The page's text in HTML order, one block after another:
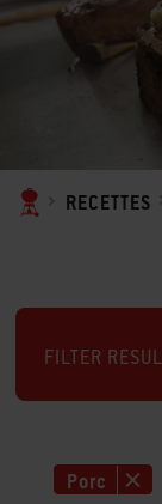
RECETTES
FILTER
Porc